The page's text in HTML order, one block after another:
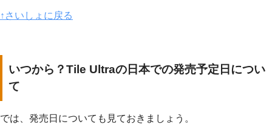
↑さいしょに戻る
いつから？Tile Ultraの日本での発売予定日につい
て
では、発売日についても見ておきましょう。